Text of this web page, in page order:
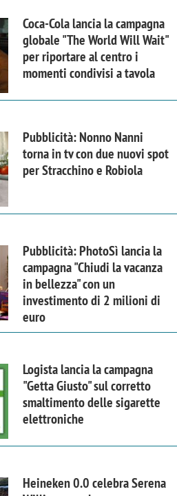
Coca-Cola lancia la campagna
globale "The World Will Wait"
per riportare al centro i
momenti condivisi a tavola
Pubblicità: Nonno Nanni
torna in tv con due nuovi spot
per Stracchino e Robiola
Pubblicità: PhotoSì lancia la
campagna "Chiudi la vacanza
in bellezza" con un
investimento di 2 milioni di
euro
Logista lancia la campagna
"Getta Giusto" sul corretto
smaltimento delle sigarette
elettroniche
Heineken 0.0 celebra Serena